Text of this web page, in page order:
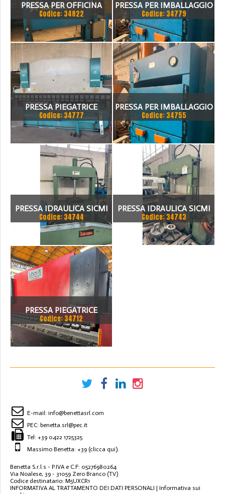
PRESSA PER OFFICINA
SICMI 100 TON
Codice: 34822
PRESSA PER IMBALLAGGIO
Codice: 34779
PRESSA PIEGATRICE
VIMERCATI 80X4175
Codice: 34777
PRESSA PER IMBALLAGGIO
ALBA PRESSE
Codice: 34755
PRESSA IDRAULICA SICMI
PISTONE FISSO 70 TON
Codice: 34744
PRESSA IDRAULICA SICMI
CON PISTONE MOBILE 100
TON
Codice: 34743
PRESSA PIEGATRICE
SCHIAVI 6 ASSI 3000 X 100
TON
Codice: 34712
E-mail: info@benettasrl.com
PEC: benetta.srl@pec.it
Tel: +39 0422 1725325
Massimo Benetta: +39 (clicca qui).
Benetta S.r.l.s - P.IVA e C.F: 05276980264
Via Noalese, 39 - 31059 Zero Branco (TV)
Codice destinatario: M5UXCR1
INFORMATIVA AL TRATTAMENTO DEI DATI PERSONALI | Informativa sui